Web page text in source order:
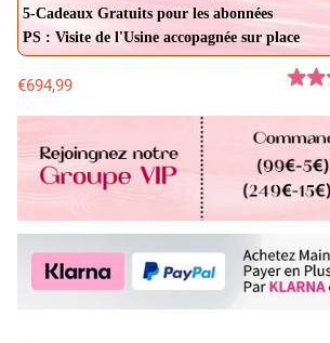
5-Cadeaux Gratuits pour les abonnées
PS : Visite de l'Usine accopagnée sur place
€694,99